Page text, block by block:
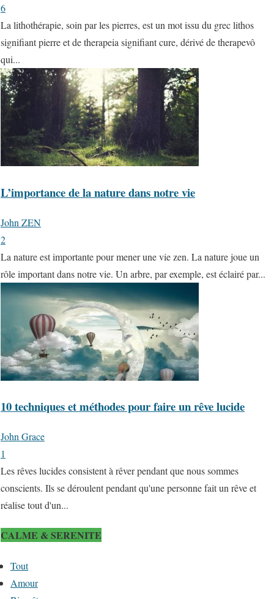
6
La lithothérapie, soin par les pierres, est un mot issu du grec lithos
signifiant pierre et de therapeia signifiant cure, dérivé de therapevô
qui...
L’importance de la nature dans notre vie
John ZEN
2
La nature est importante pour mener une vie zen. La nature joue un
rôle important dans notre vie. Un arbre, par exemple, est éclairé par...
10 techniques et méthodes pour faire un rêve lucide
John Grace
1
Les rêves lucides consistent à rêver pendant que nous sommes
conscients. Ils se déroulent pendant qu'une personne fait un rêve et
réalise tout d'un...
CALME & SERENITE
Tout
Amour